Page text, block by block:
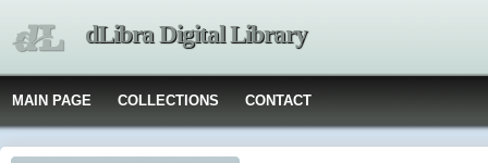
dLibra Digital Library
MAIN PAGE COLLECTIONS CONTACT